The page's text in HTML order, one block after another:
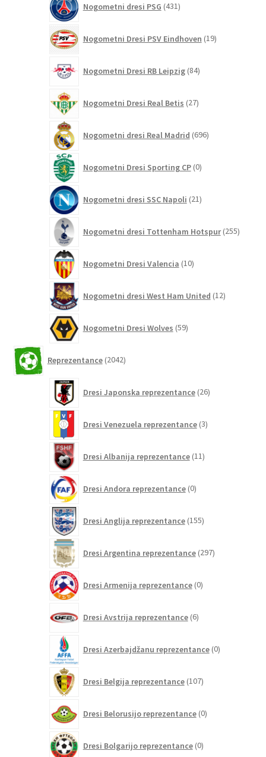
Nogometni dresi PSG 431izdelkov
Nogometni Dresi PSV Eindhoven 19izdelkov
Nogometni Dresi RB Leipzig 84izdelkov
Nogometni Dresi Real Betis 27izdelkov
Nogometni dresi Real Madrid 696izdelkov
Nogometni Dresi Sporting CP 0izdelkov
Nogometni dresi SSC Napoli 21izdelkov
Nogometni dresi Tottenham Hotspur 255
Nogometni Dresi Valencia 10izdelkov
Nogometni dresi West Ham United 12izdelkov
Nogometni Dresi Wolves 59izdelkov
Reprezentance 2042izdelkov
Dresi Japonska reprezentance 26izdelkov
Dresi Venezuela reprezentance 3izdelki
Dresi Albanija reprezentance 11izdelkov
Dresi Andora reprezentance 0izdelkov
Dresi Anglija reprezentance 155izdelkov
Dresi Argentina reprezentance 297izdelkov
Dresi Armenija reprezentance 0izdelkov
Dresi Avstrija reprezentance 6izdelkov
Dresi Azerbajdžanu reprezentance 0izdelkov
Dresi Belgija reprezentance 107izdelkov
Dresi Belorusijo reprezentance 0izdelkov
Dresi Bolgarijo reprezentance 0izdelkov